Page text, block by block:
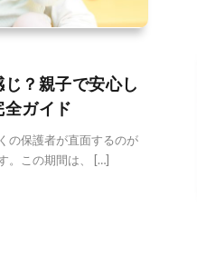
？親子で安心し
ガイド
の保護者が直面するのが
。この期間は、 […]